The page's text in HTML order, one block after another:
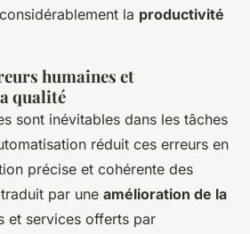
la productivité
humaines et
qualité
sont inévitables dans les tâches
réduit ces erreurs en
précise et cohérente des
par une amélioration de la
et services offerts par